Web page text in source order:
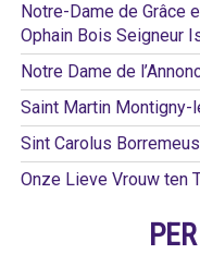
Notre-Dame de Grâce
Ophain Bois Seigneur
Notre Dame de
Saint Martin Montigny-
Sint Carolus
Onze Lieve Vrouw ten